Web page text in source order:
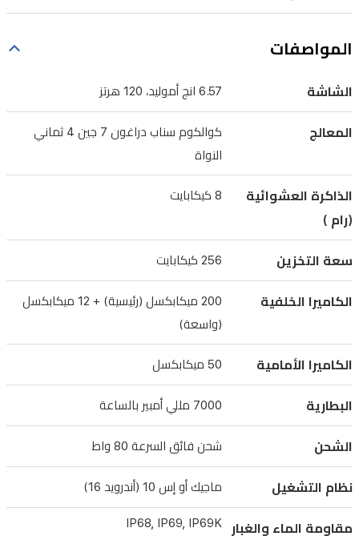
بسعة
مللي
والمدعومة
الشحن
السريع
80
واط.
مع
تصنيفات
المتانة
وIP69
تم
تصميم
هذا
الجهاز
ليتحمل
المواصفات
الشاشة 6.57 انج أموليد، 120 هرتز
المعالج
كوالكوم سناب دراغون 7 جين 4 ثماني
النواة
الذاكرة العشوائية
(رام )
8 كيكابايت
سعة التخزين 256 كيكابايت
الكاميرا الخلفية
200 ميكابكسل (رئيسية) + 12 ميكابكسل
(واسعة)
الكاميرا الأمامية 50 ميكابكسل
البطارية 7000 مللي أمبير بالساعة
الشحن شحن فائق السرعة 80 واط
نظام التشغيل ماجيك أو إس 10 (أندرويد 16)
مقاومة الماء والغبار IP68, IP69, IP69K